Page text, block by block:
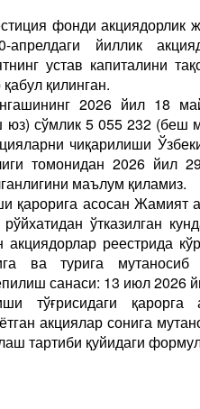
фонди акциядорлик
йиллик
устав капиталини
қилинган.
2026 йил 18
сўмлик 5 055 232 (беш
чиқарилиши
томонидан 2026 йил
маълум қиламиз.
қарорига асосан Жамият
рўйхатидан ўтказилган
акциядорлар реестрида
ва турига
санаси: 13 июл 2026
тўғрисидаги
акциялар сонига
тартиби қуйидаги